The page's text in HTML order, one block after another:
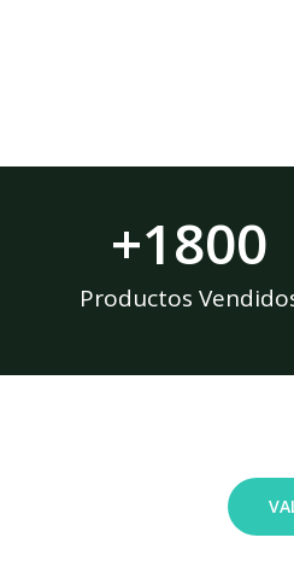
Productos
+1800